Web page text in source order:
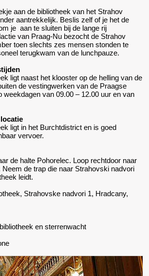
aan de bibliotheek van het Strahov
aantrekkelijk. Beslis zelf of je het de
je aan te sluiten bij de lange rij
van Praag-Nu bezocht de Strahov
toen slechts zes mensen stonden te
terugkwam van de lunchpauze.
ligt naast het klooster op de helling van de
de vestingwerken van de Praagse
weekdagen van 09.00 – 12.00 uur en van
ligt in het Burchtdistrict en is goed
vervoer.
de halte Pohorelec. Loop rechtdoor naar
de trap die naar Strahovski nadvori
leidt.
Strahovske nadvori 1, Hradcany,
en sterrenwacht